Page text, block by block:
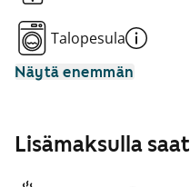
Talopesula
Näytä enemmän
Lisämaksulla saat